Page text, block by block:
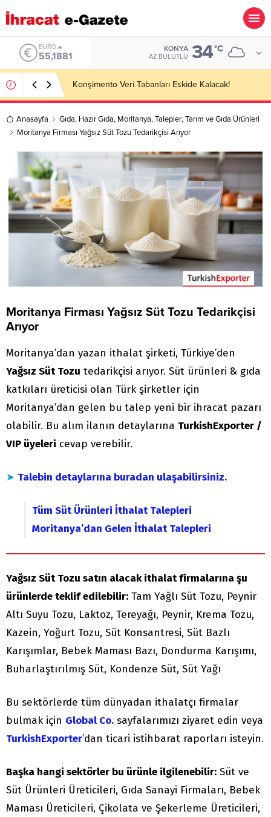
ALTIN
6.660,55
KONYA
AZ BULUTLU 34°C
Hotel Towel Importer Companies Lists
Anasayfa Gıda, Hazır Gıda, Moritanya,Talepler,Tarım ve Gıda Ürünleri
Moritanya Firması Yağsız Süt Tozu Tedarikçisi Arıyor
Moritanya Firması Yağsız Süt Tozu Tedarikçisi
Arıyor
Moritanya’dan yazan ithalat şirketi, Türkiye’den
Yağsız Süt Tozu tedarikçisi arıyor. Süt ürünleri & gıda
katkıları üreticisi olan Türk şirketler için
Moritanya’dan gelen bu talep yeni bir ihracat pazarı
olabilir. Bu alım ilanın detaylarına TurkishExporter /
VIP üyeleri cevap verebilir.
➤ Talebin detaylarına buradan ulaşabilirsiniz.
Tüm Süt Ürünleri İthalat Talepleri
Moritanya’dan Gelen İthalat Talepleri
Yağsız Süt Tozu satın alacak ithalat firmalarına şu
ürünlerde teklif edilebilir: Tam Yağlı Süt Tozu, Peynir
Altı Suyu Tozu, Laktoz, Tereyağı, Peynir, Krema Tozu,
Kazein, Yoğurt Tozu, Süt Konsantresi, Süt Bazlı
Karışımlar, Bebek Maması Bazı, Dondurma Karışımı,
Buharlaştırılmış Süt, Kondenze Süt, Süt Yağı
Bu sektörlerde tüm dünyadan ithalatçı firmalar
bulmak için Global Co. sayfalarımızı ziyaret edin veya
TurkishExporter’dan ticari istihbarat raporları isteyin.
Başka hangi sektörler bu ürünle ilgilenebilir: Süt ve
Süt Ürünleri Üreticileri, Gıda Sanayi Firmaları, Bebek
Maması Üreticileri, Çikolata ve Şekerleme Üreticileri,